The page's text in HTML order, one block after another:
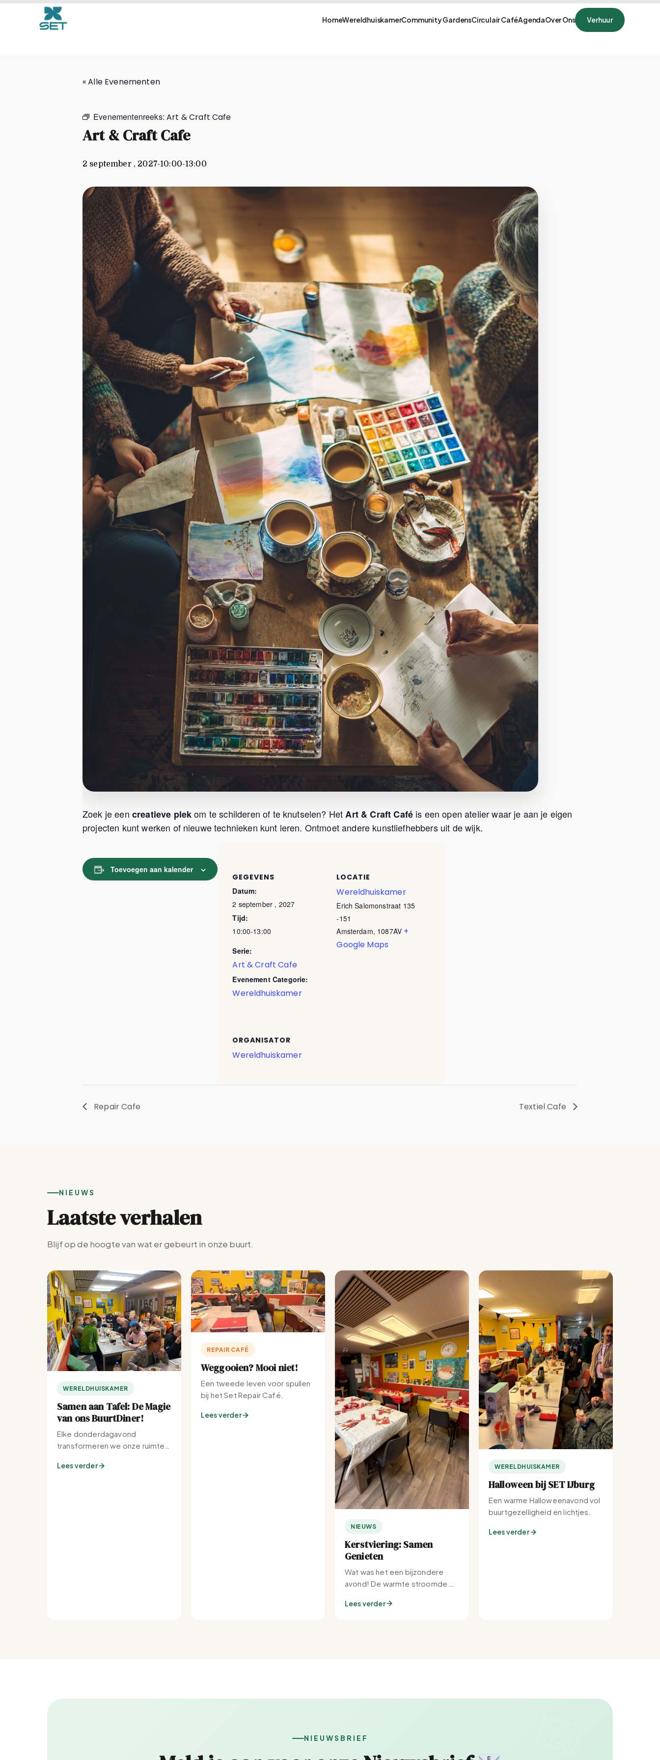
HomeWereldhuiskamerCommunity GardensCirculair CaféAgendaOver Ons Verhuur
Art & Craft Cafe
« Alle Evenementen
Evenementenreeks:Art & Craft Cafe
Art & Craft Cafe
2 september , 2027-10:00-13:00
Zoek je een creatieve plekom te schilderen of te knutselen? Het Art & Craft Caféis een open atelier waar je aan je eigen
projecten kunt werken of nieuwe technieken kunt leren. Ontmoet andere kunstliefhebbers uit de wijk.
Toevoegen aan kalender
GEGEVENS
Datum:
2 september , 2027
Tijd:
10:00-13:00
Serie:
Art & Craft Cafe
Evenement Categorie:
Wereldhuiskamer
LOCATIE
Wereldhuiskamer
Erich Salomonstraat 135
-151
Amsterdam, 1087AV +
Google Maps
ORGANISATOR
Wereldhuiskamer
Repair Cafe Textiel Cafe
NIEUWS
Laatste verhalen
Blijf op de hoogte van wat er gebeurt in onze buurt.
WERELDHUISKAMER
Samen aan Tafel: De Magie
van ons BuurtDiner!
Elke donderdagavond
transformeren we onze ruimte
buurt.
Lees verder
REPAIR CAFÉ
Weggooien? Mooi niet!
Een tweede leven voor spullen
bij het Set Repair Café.
Lees verder
NIEUWS
Kerstviering: Samen
Genieten
Wat was het een bijzondere
avond! De warmte stroomde bij
Lees verder
WERELDHUISKAMER
Halloween bij SET IJburg
Een warme Halloweenavond vol
buurtgezelligheid en lichtjes.
Lees verder
NIEUWSBRIEF